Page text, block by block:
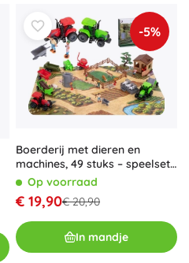
-5%
Boerderij met dieren en
machines, 49 stuks – speelset
voor kinderen
Op voorraad
€ 19,90€ 20,90
In mandje